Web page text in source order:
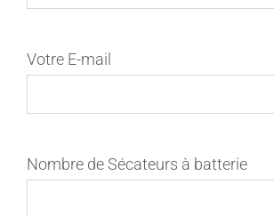
Votre E-mail
Nombre de Sécateurs à batterie